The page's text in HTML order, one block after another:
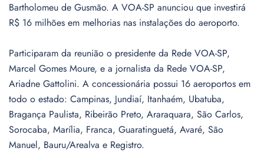
Bartholomeu de Gusmão. A VOA-SP anunciou que investirá
R$ 16 milhões em melhorias nas instalações do aeroporto.
Participaram da reunião o presidente da Rede VOA-SP,
Marcel Gomes Moure, e a jornalista da Rede VOA-SP,
Ariadne Gattolini. A concessionária possui 16 aeroportos em
todo o estado: Campinas, Jundiaí, Itanhaém, Ubatuba,
Bragança Paulista, Ribeirão Preto, Araraquara, São Carlos,
Sorocaba, Marília, Franca, Guaratinguetá, Avaré, São
Manuel, Bauru/Arealva e Registro.